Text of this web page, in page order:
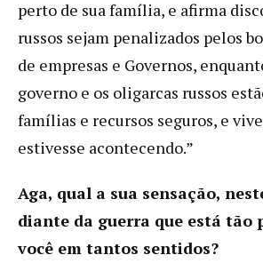
perto de sua família, e afirma
russos sejam penalizados pelos
de empresas e Governos,
governo e os oligarcas russos
famílias e recursos seguros, e
estivesse acontecendo.”
Aga, qual a sua sensação,
diante da guerra que está tão
você em tantos sentidos?